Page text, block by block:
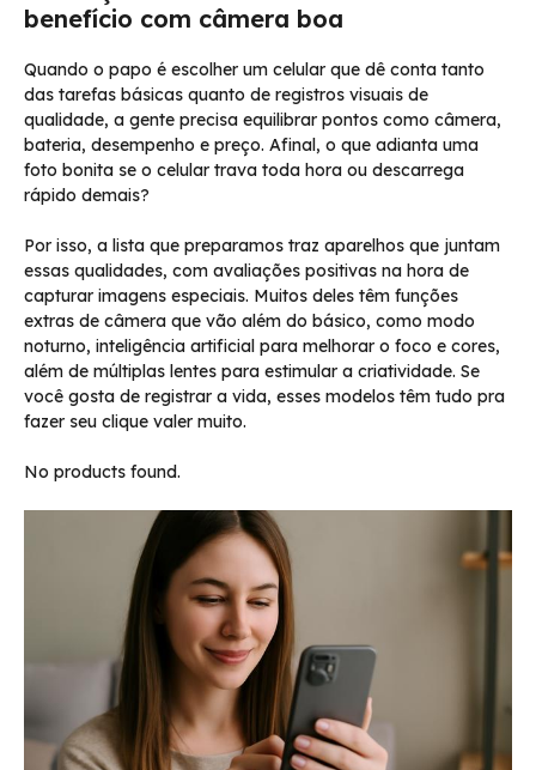
benefício com câmera boa
Quando o papo é escolher um celular que dê conta tanto
das tarefas básicas quanto de registros visuais de
qualidade, a gente precisa equilibrar pontos como câmera,
bateria, desempenho e preço. Afinal, o que adianta uma
foto bonita se o celular trava toda hora ou descarrega
rápido demais?
Por isso, a lista que preparamos traz aparelhos que juntam
essas qualidades, com avaliações positivas na hora de
capturar imagens especiais. Muitos deles têm funções
extras de câmera que vão além do básico, como modo
noturno, inteligência artificial para melhorar o foco e cores,
além de múltiplas lentes para estimular a criatividade. Se
você gosta de registrar a vida, esses modelos têm tudo pra
fazer seu clique valer muito.
No products found.